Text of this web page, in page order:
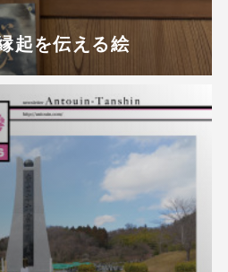
起を伝える絵